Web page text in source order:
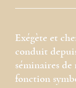
Exégète et
conduit
séminaires
fonction